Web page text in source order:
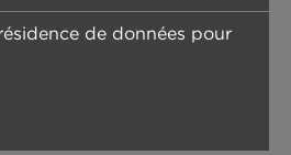
de données pour